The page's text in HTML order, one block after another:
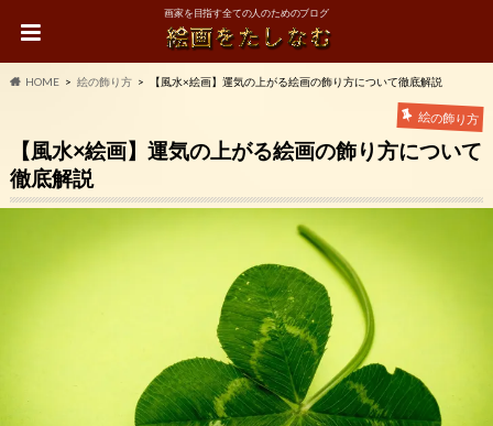
画家を目指す全ての人のためのブログ
HOME 絵の飾り方 【風水×絵画】運気の上がる絵画の飾り方について徹底解説
絵の飾り方
【風水×絵画】運気の上がる絵画の飾り方について
徹底解説